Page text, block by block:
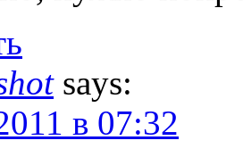
says:
в 07:32